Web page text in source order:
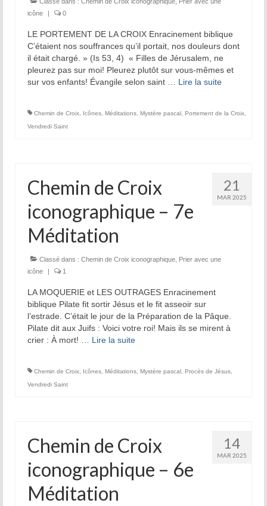
Classé dans : Chemin de Croix iconographique, Prier avec une
icône
0
LE PORTEMENT DE LA CROIX Enracinement biblique
C’étaient nos souffrances qu’il portait, nos douleurs dont
il était chargé. » (Is 53, 4) « Filles de Jérusalem, ne
pleurez pas sur moi! Pleurez plutôt sur vous-mêmes et
sur vos enfants! Évangile selon saint … Lire la suite­­
Chemin de Croix, Icônes, Méditations, Mystère pascal , Portement de la Croix,
Vendredi Saint
21
MAR 2025
Chemin de Croix
iconographique – 7e
Méditation
Classé dans : Chemin de Croix iconographique, Prier avec une
icône
1
LA MOQUERIE et LES OUTRAGES Enracinement
biblique Pilate fit sortir Jésus et le fit asseoir sur
l’estrade. C’était le jour de la Préparation de la Pâque.
Pilate dit aux Juifs : Voici votre roi! Mais ils se mirent à
crier : À mort! … Lire la suite­­
Chemin de Croix, Icônes, Méditations, Mystère pascal , Procès de Jésus,
Vendredi Saint
14
MAR 2025
Chemin de Croix
iconographique – 6e
Méditation